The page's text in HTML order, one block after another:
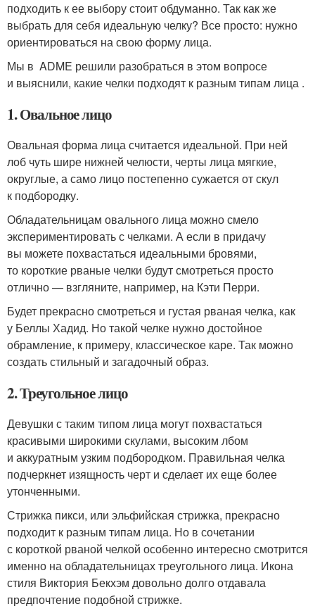
подходить к ее выбору стоит обдуманно. Так как же
выбрать для себя идеальную челку? Все просто: нужно
ориентироваться на свою форму лица.
Мы в ADME решили разобраться в этом вопросе
и выяснили, какие челки подходят к разным типам лица .
1. Овальное лицо
Овальная форма лица считается идеальной. При ней
лоб чуть шире нижней челюсти, черты лица мягкие,
округлые, а само лицо постепенно сужается от скул
к подбородку.
Обладательницам овального лица можно смело
экспериментировать с челками. А если в придачу
вы можете похвастаться идеальными бровями,
то короткие рваные челки будут смотреться просто
отлично — взгляните, например, на Кэти Перри.
Будет прекрасно смотреться и густая рваная челка, как
у Беллы Хадид. Но такой челке нужно достойное
обрамление, к примеру, классическое каре. Так можно
создать стильный и загадочный образ.
2. Треугольное лицо
Девушки с таким типом лица могут похвастаться
красивыми широкими скулами, высоким лбом
и аккуратным узким подбородком. Правильная челка
подчеркнет изящность черт и сделает их еще более
утонченными.
Стрижка пикси, или эльфийская стрижка, прекрасно
подходит к разным типам лица. Но в сочетании
с короткой рваной челкой особенно интересно смотрится
именно на обладательницах треугольного лица. Икона
стиля Виктория Бекхэм довольно долго отдавала
предпочтение подобной стрижке.